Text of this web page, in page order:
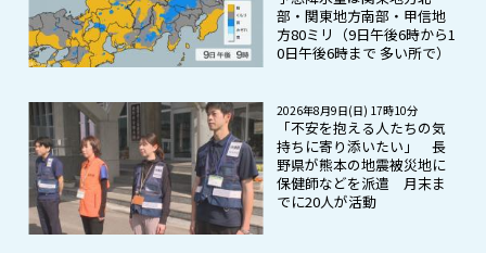
部・関東地方南部・甲信地
方80ミリ（9日午後6時から1
0日午後6時まで 多い所で）
2026年8月9日(日) 17時10分
「不安を抱える人たちの気
持ちに寄り添いたい」 長
野県が熊本の地震被災地に
保健師などを派遣 月末ま
でに20人が活動